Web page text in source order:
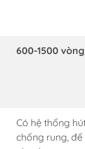
600-1500
Có hệ thống
chống rung,